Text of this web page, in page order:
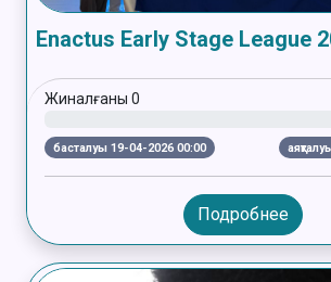
Enactus Early Stage League
Жиналғаны 0
басталуы 19-04-2026 00:00
Подробнее